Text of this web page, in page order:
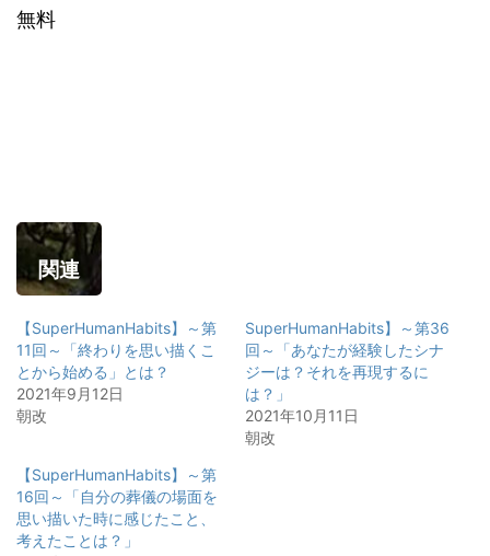
無料
関連
【SuperHumanHabits】～第
11回～「終わりを思い描くこ
とから始める」とは？
2021年9月12日
朝改
SuperHumanHabits】～第36
回～「あなたが経験したシナ
ジーは？それを再現するに
は？」
2021年10月11日
朝改
【SuperHumanHabits】～第
16回～「自分の葬儀の場面を
思い描いた時に感じたこと、
考えたことは？」